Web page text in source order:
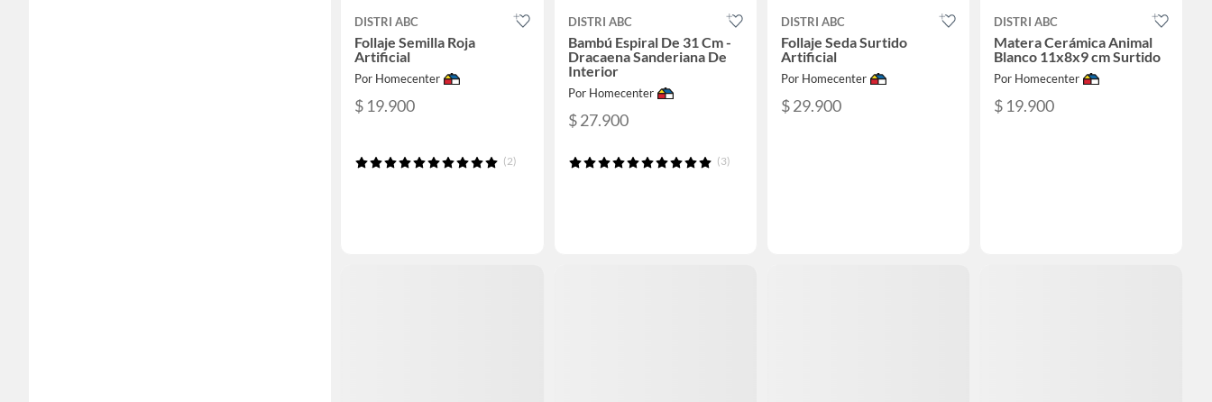
DISTRI ABC
Follaje Semilla Roja
Artificial
Por Homecenter
$ 19.900
(2)
DISTRI ABC
Bambú Espiral De 31 Cm -
Dracaena Sanderiana De
Interior
Por Homecenter
$ 27.900
(3)
DISTRI ABC
Follaje Seda Surtido
Artificial
Por Homecenter
$ 29.900
DISTRI ABC
Matera Cerámica Animal
Blanco 11x8x9 cm Surtido
Por Homecenter
$ 19.900